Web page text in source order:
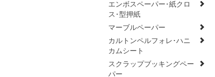
エンボスペーパー･紙クロ
ス･型押紙
マーブルペーパー
カルトンペルフォレ･ハニ
カムシート
スクラップブッキングペー
パー